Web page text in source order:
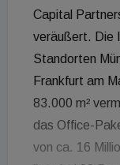
Capital
veräußert. Die
Standorten
Frankfurt am
83.000 m²
das Office-
von ca. 16